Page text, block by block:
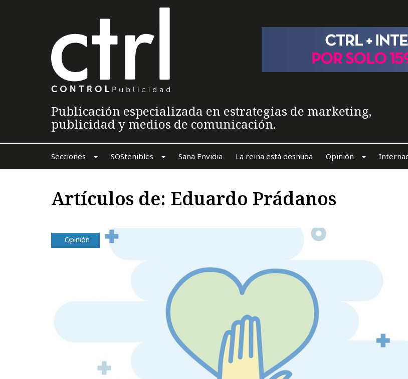
Publicación especializada en estrategias de marketing,
publicidad y medios de comunicación.
Secciones SOStenibles Sana Envidia La reina está desnuda Opinión
Artículos de: Eduardo Prádanos
Opinión